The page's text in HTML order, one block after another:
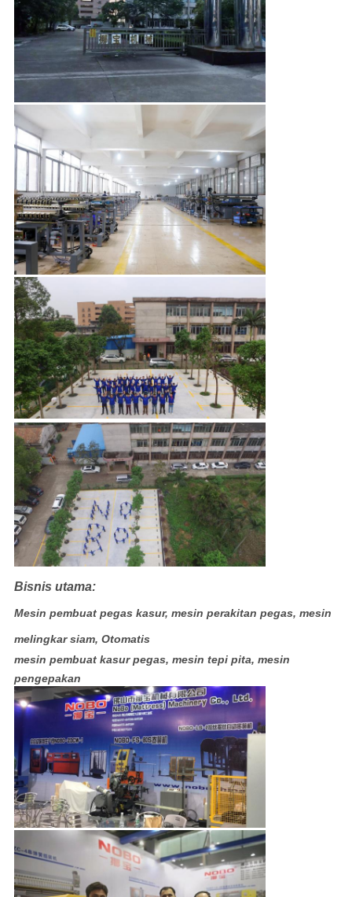
Bisnis utama:
Mesin pembuat pegas kasur, mesin perakitan pegas, mesin
melingkar siam, Otomatis
mesin pembuat kasur pegas, mesin tepi pita, mesin
pengepakan